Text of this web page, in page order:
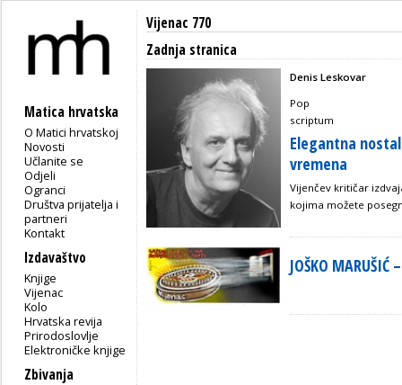
Matica hrvatska
O Matici hrvatskoj
Novosti
Učlanite se
Odjeli
Ogranci
Društva prijatelja i
partneri
Kontakt
Izdavaštvo
Knjige
Vijenac
Kolo
Hrvatska revija
Prirodoslovlje
Elektroničke knjige
Zbivanja
Vijenac 770
Zadnja stranica
Denis Leskovar
Pop
scriptum
Elegantna
vremena
Vijenčev kritičar
kojima možete
JOŠKO MARUŠIĆ